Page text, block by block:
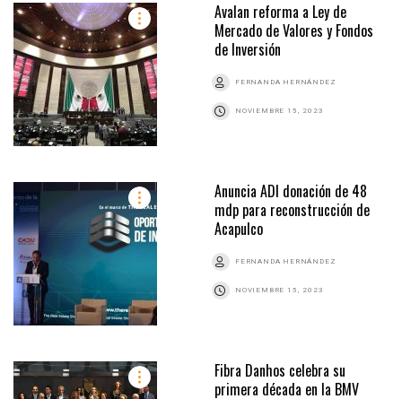
Avalan reforma a Ley de
Mercado de Valores y Fondos
de Inversión
FERNANDA HERNÁNDEZ
NOVIEMBRE 15, 2023
Anuncia ADI donación de 48
mdp para reconstrucción de
Acapulco
FERNANDA HERNÁNDEZ
NOVIEMBRE 15, 2023
Fibra Danhos celebra su
primera década en la BMV